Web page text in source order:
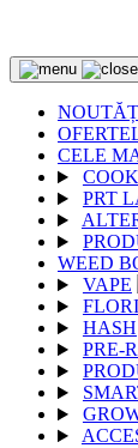
CELE
PRT
WEED
VAPE
FLORI
HASH
PRE-